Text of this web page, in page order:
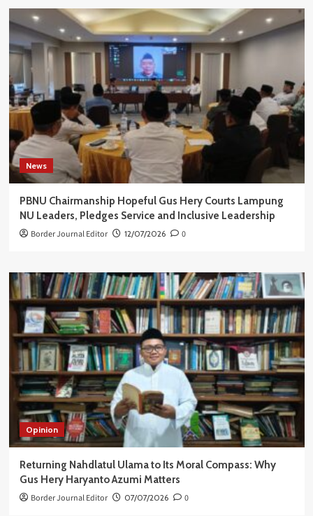
News
PBNU Chairmanship Hopeful Gus Hery Courts Lampung
NU Leaders, Pledges Service and Inclusive Leadership
Border Journal Editor 12/07/2026 0
Opinion
Returning Nahdlatul Ulama to Its Moral Compass: Why
Gus Hery Haryanto Azumi Matters
Border Journal Editor 07/07/2026 0